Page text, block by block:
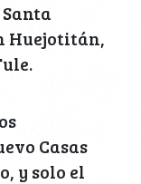
Huejotitán,
Casas
y solo el